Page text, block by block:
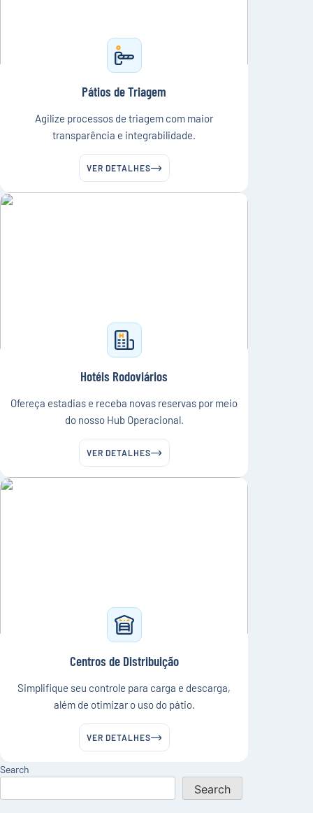
Pátios de Triagem
Agilize processos de triagem com maior
transparência e integrabilidade.
VER DETALHES
Hotéis Rodoviários
Ofereça estadias e receba novas reservas por meio
do nosso Hub Operacional.
VER DETALHES
Centros de Distribuição
Simplifique seu controle para carga e descarga,
além de otimizar o uso do pátio.
VER DETALHES
Search
Search